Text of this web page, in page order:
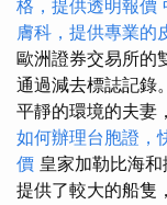
格，提供透明報價
膚科，提供專業的
歐洲證券交易所的
通過減去標誌記錄
平靜的環境的夫妻
如何辦理台胞證，
價 皇家加勒比海
提供了較大的船隻